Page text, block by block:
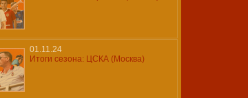
01.11.24
Итоги сезона: ЦСКА (Москва)